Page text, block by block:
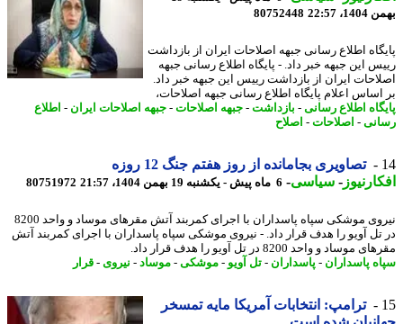
22:57
80752448
اطلاع رسانی جبهه اصلاحات ایران از بازداشت
این جبهه خبر داد. - پایگاه اطلاع رسانی جبهه
ایران از بازداشت رییس این جبهه خبر داد.
اعلام پایگاه اطلاع رسانی جبهه اصلاحات،
اطلاع رسانی-بازداشت -جبهه اصلاحات-جبهه اصلاحات ایران -
اطلاع
-اصلاحات-اصلاح
تصاویری بجامانده از روز هفتم جنگ 12 روزه
-سیاسی-6 ماه پیش - یکشنبه 19 بهمن 1404، 21:57 80751972
نیروی موشکی سپاه پاسداران با اجرای کمربند آتش مقرهای موساد و واحد 8200
آویو را هدف قرار داد. - نیروی موشکی سپاه پاسداران با اجرای کمربند آتش
و واحد 8200 در تل آویو را هدف قرار داد.
پاسداران - پاسداران - تل آویو -موشکی-موساد-نیروی-قرار
ترامپ: انتخابات آمریکا مایه تمسخر